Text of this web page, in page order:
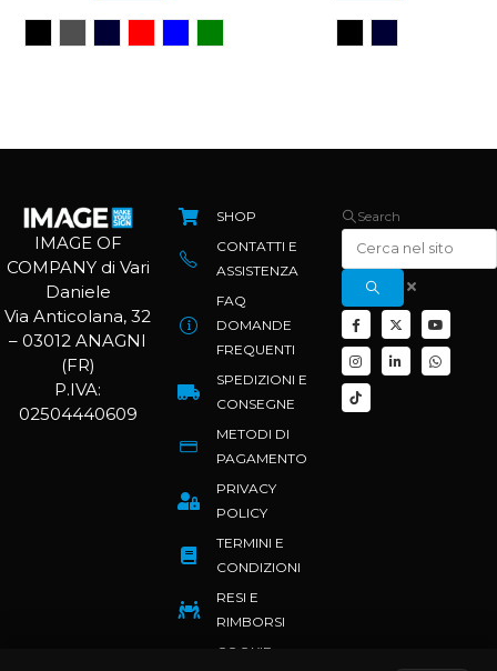
IMAGE OF
COMPANY di Vari
Daniele
Via Anticolana, 32
– 03012 ANAGNI
(FR)
P.IVA:
02504440609
SHOP
CONTATTI E
ASSISTENZA
FAQ
DOMANDE
FREQUENTI
SPEDIZIONI E
CONSEGNE
METODI DI
PAGAMENTO
PRIVACY
POLICY
TERMINI E
CONDIZIONI
RESI E
RIMBORSI
COOKIE
Search